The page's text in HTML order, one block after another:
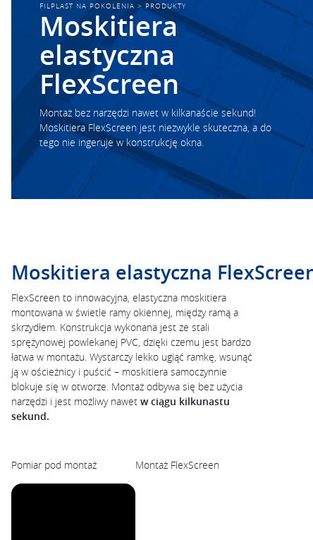
FILPLAST NA POKOLENIA > PRODUKTY
Moskitiera
elastyczna
FlexScreen
Montaż bez narzędzi nawet w kilkanaście sekund!
Moskitiera FlexScreen jest niezwykle skuteczna, a do
tego nie ingeruje w konstrukcję okna.
Moskitiera elastyczna
FlexScreen to innowacyjna, elastyczna moskitiera
montowana w świetle ramy okiennej, między ramą a
skrzydłem. Konstrukcja wykonana jest ze stali
sprężynowej powlekanej PVC, dzięki czemu jest bardzo
łatwa w montażu. Wystarczy lekko ugiąć ramkę, wsunąć
ją w ościeżnicy i puścić – moskitiera samoczynnie
blokuje się w otworze. Montaż odbywa się bez użycia
narzędzi i jest możliwy nawet w ciągu kilkunastu
sekund.
Pomiar pod montaż Montaż FlexScreen